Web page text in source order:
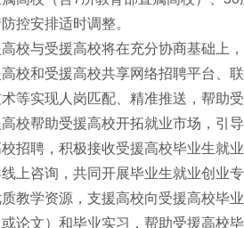
控安排适时调整。
与受援高校将在充分协商基础上，
校和受援高校共享网络招聘平台、
等实现人岗匹配、精准推送，帮助
校帮助受援高校开拓就业市场，引
招聘，积极接收受援高校毕业生就
上咨询，共同开展毕业生就业创业
教学资源，支援高校向受援高校毕
论文）和毕业实习，帮助受援高校